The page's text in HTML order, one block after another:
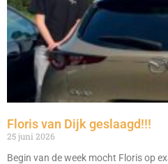
Floris van Dijk geslaagd!!!
25 juni 2026
Begin van de week mocht Floris op